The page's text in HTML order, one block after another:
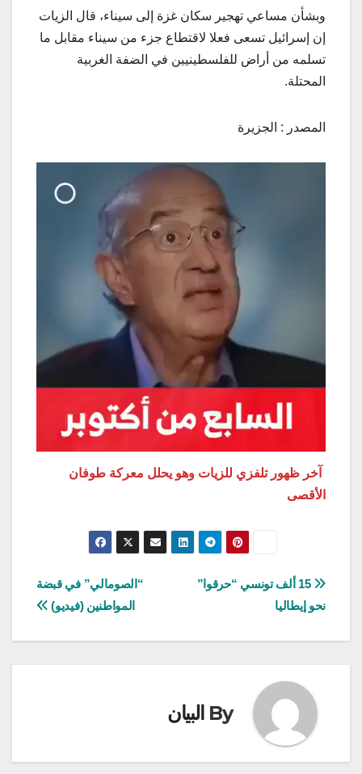
وبشأن مساعي تهجير سكان غزة إلى سيناء، قال الزيات
إن إسرائيل تسعى فعلا لاقتطاع جزء من سيناء مقابل ما
تسلمه من أراض للفلسطينيين في الضفة الغربية
المحتلة.
المصدر : الجزيرة
آخر ظهور تلفزي للزيات وهو يحلل معركة طوفان
الأقصى
تصفّح
المقالات
“الصومالي” في قبضة
المواطنين (فيديو)
15 ألف تونسي “حرقوا”
نحو إيطاليا
By البيان